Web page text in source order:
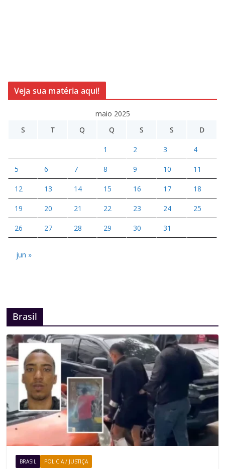
Veja sua matéria aqui!
maio 2025
S
T Q Q S S D
1 2 3 4
5 6 7 8 9 10 11
12 13 14 15 16 17 18
19 20 21 22 23 24 25
26 27 28 29 30 31
jun »
Brasil
BRASIL POLICIA / JUSTIÇA